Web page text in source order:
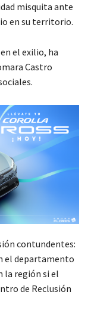
misquita ante
en su territorio.
el exilio, ha
Castro
contundentes:
el departamento
la región si el
de Reclusión